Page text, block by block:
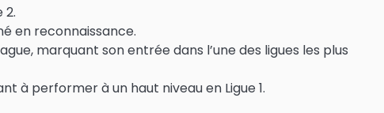
2.
en reconnaissance.
marquant son entrée dans l’une des ligues les plus
à performer à un haut niveau en Ligue 1.